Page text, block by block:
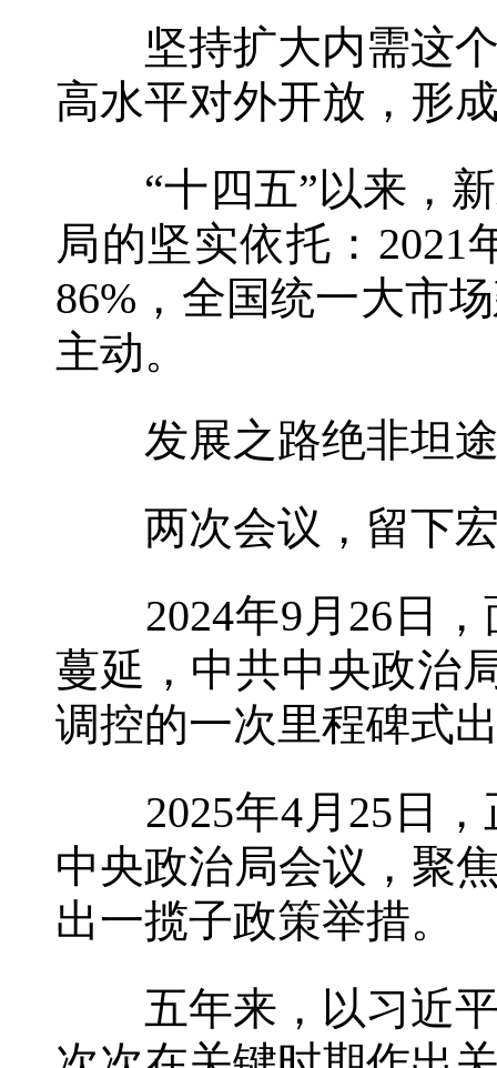
坚持扩大内需这个
高水平对外开放，形
“十四五”以来，新
局的坚实依托：2021
86%，全国统一大市
主动。
发展之路绝非坦途
两次会议，留下宏
2024年9月26日，
蔓延，中共中央政治
调控的一次里程碑式
2025年4月25日，
中央政治局会议，聚
出一揽子政策举措。
五年来，以习近平